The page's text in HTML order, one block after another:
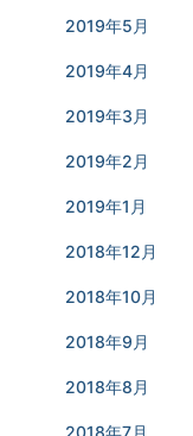
2019年5月
2019年4月
2019年3月
2019年2月
2019年1月
2018年12月
2018年10月
2018年9月
2018年8月
2018年7月